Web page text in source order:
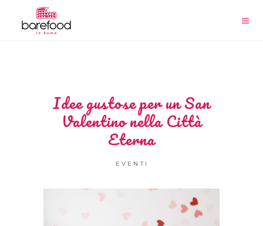
Idee gustose per un San
Valentino nella Città
Eterna
EVENTI